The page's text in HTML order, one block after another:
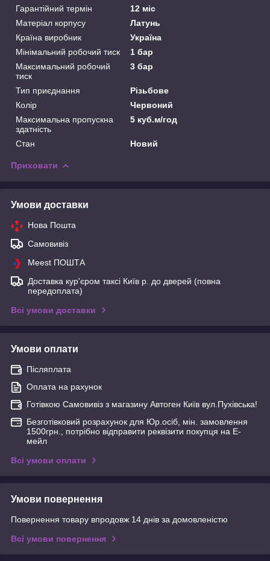
Гарантійний термін
12 міс
Матеріал корпусу
Латунь
Країна виробник
Україна
Мінімальний робочий тиск
1 бар
Максимальний робочий
тиск
3 бар
Тип приєднання
Різьбове
Колір
Червоний
Максимальна пропускна
здатність
5 куб.м/год
Стан Новий
Приховати
Умови доставки
Нова Пошта
Самовивіз
Meest ПОШТА
Доставка кур'єром таксі Київ р. до дверей (повна
передоплата)
Всі умови доставки
Умови оплати
Післяплата
Оплата на рахунок
Готівкою Самовивіз з магазину Автоген Київ вул.Пухівська!
Безготівковий розрахунок для Юр.осіб, мін. замовлення
1500грн., потрібно відправити реквізити покупця на Е-
мейл
Всі умови оплати
Умови повернення
Повернення товару впродовж 14 днів за домовленістю
Всі умови повернення